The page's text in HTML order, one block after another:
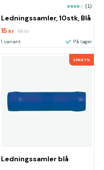
(1)
Ledningssamler, 10stk, Blå
15 kr 16kr
1 variant På lager
SPAR 7%
Ledningssamler blå